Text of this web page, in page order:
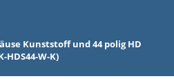
Kunststoff und 44 polig HD
W-K)